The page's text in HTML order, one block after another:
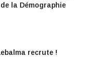
la Démographie
recrute !